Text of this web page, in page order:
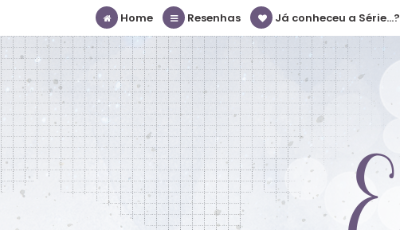
Home Resenhas Já conheceu a Série...?